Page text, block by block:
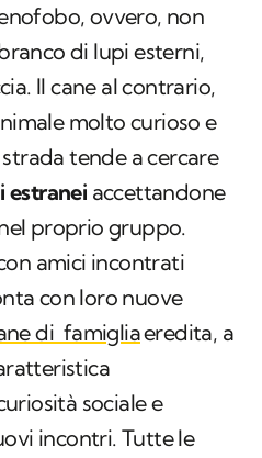
ovvero, non
di lupi esterni,
Il cane al contrario,
molto curioso e
tende a cercare
estranei accettandone
proprio gruppo.
amici incontrati
con loro nuove
di famigliaeredita, a
sociale e
incontri. Tutte le